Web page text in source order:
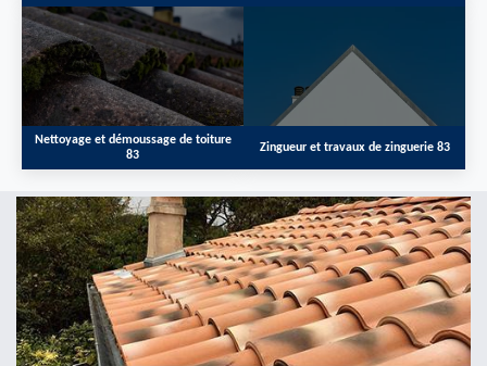
Nettoyage et démoussage de toiture
83
Zingueur et travaux de zinguerie 83